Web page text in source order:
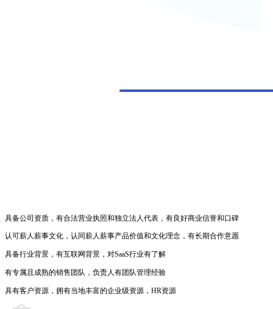
具备公司资质，有合法营业执照和独立法人代表，有良好商业信誉和口碑
认可薪人薪事文化，认同薪人薪事产品价值和文化理念，有长期合作意愿
具备行业背景，有互联网背景，对SaaS行业有了解
有专属且成熟的销售团队，负责人有团队管理经验
具有客户资源，拥有当地丰富的企业级资源，HR资源